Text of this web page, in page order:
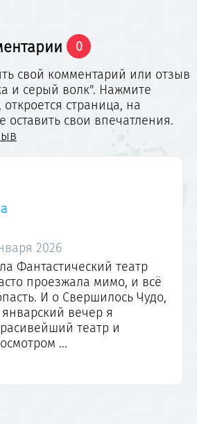
0
свой комментарий или отзыв
и серый волк". Нажмите
страница, на
оставить свои впечатления.
2026
Фантастический театр
проезжала мимо, и всё
И о Свершилось Чудо,
вечер я
театр и
...